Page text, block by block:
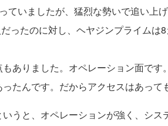
ていましたが、猛烈な勢いで追い上
ったのに対し、ヘヤジンプライムは
ありました。オペレーション面です
たんです。だからアクセスはあって
うと、オペレーションが強く、シス